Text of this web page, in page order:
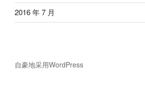
2016 年 7 月
自豪地采用WordPress